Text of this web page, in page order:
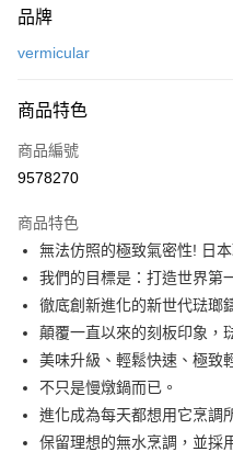
信用卡一次付款
3 期 0 利率 每期
合作金庫商業銀行
上海商業儲蓄銀行
臺灣中小企業銀行
匯豐（台灣）商業銀行
聯邦商業銀行
元大商業銀行
玉山商業銀行
台灣樂天信用卡公司
合作金庫商業銀行
上海商業儲蓄銀行
國泰世華商業銀行
匯豐（台灣）商業銀行
聯邦商業銀行
元大商業銀行
玉山商業銀行
台新國際商業銀行
即享券
LINE Pay
Apple Pay
街口支付
Google Pay
ATM付款
運送方式
品牌
vermicular
商品特色
商品編號
9578270
商品特色
無法仿照的極致氣密性! 日
我們的目標是：打造世界第
徹底創新進化的新世代琺瑯
顛覆一直以來的刻板印象，
美味升級、輕鬆快速、極致
不只是慢燉鍋而已。
進化成為每天都想用它烹調
保留理想的無水烹調，並採